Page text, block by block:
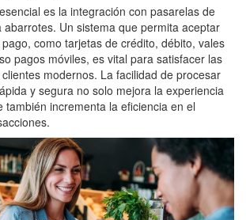
es la integración con pasarelas de
Un sistema que permita aceptar
como tarjetas de crédito, débito, vales
pagos móviles, es vital para satisfacer las
modernos. La facilidad de procesar
y segura no solo mejora la experiencia
también incrementa la eficiencia en el